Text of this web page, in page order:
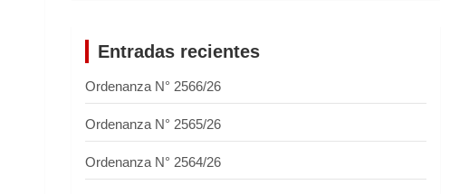
Entradas recientes
Ordenanza N° 2566/26
Ordenanza N° 2565/26
Ordenanza N° 2564/26